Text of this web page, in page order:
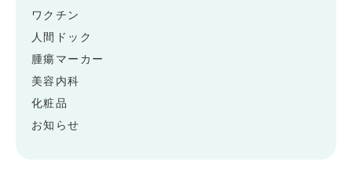
ワクチン
人間ドック
腫瘍マーカー
美容内科
化粧品
お知らせ